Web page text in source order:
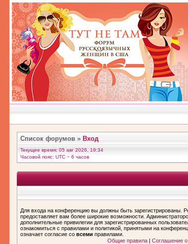
Список форумов » Вход
Текущее время: 05 авг 2026, 19:34
Часовой пояс: UTC − 6 часов
Для входа на конференцию вы должны быть зарегистрированы.
предоставляет вам более широкие возможности.
дополнительные привилегии для зарегистрированных
ознакомиться с правилами и политикой, принятыми на
означает согласие со всеми правилами.
Общие правила| Соглашение